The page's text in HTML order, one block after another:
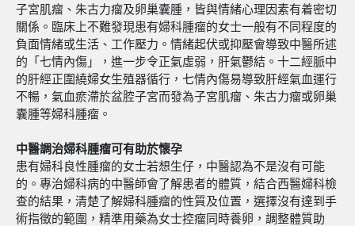
子宮肌瘤、朱古力瘤及卵巢囊腫，皆與情緒心理因素有着密切
關係。臨床上不難發現患有婦科腫瘤的女士一般有不同程度的
負面情緒或生活、工作壓力。情緒起伏或抑壓會導致中醫所述
的「七情內傷」，進一步令正氣虛弱，肝氣鬱結。十二經脈中
的肝經正圍繞婦女生殖器循行，七情內傷易導致肝經氣血運行
不暢，氣血瘀滯於盆腔子宮而發為子宮肌瘤、朱古力瘤或卵巢
囊腫等婦科腫瘤。
中醫調治婦科腫瘤可有助於懷孕
患有婦科良性腫瘤的女士若想生仔，中醫認為不是沒有可能
的。專治婦科病的中醫師會了解患者的體質，結合西醫婦科檢
查的結果，清楚了解婦科腫瘤的性質及位置，選擇沒有達到手
術指徵的範圍，精準用藥為女士控瘤同時養卵，調整體質助